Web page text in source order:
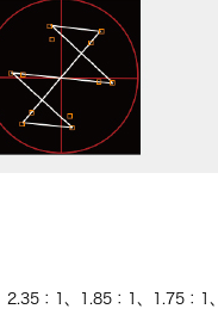
：1、1.85：1、1.75：1、